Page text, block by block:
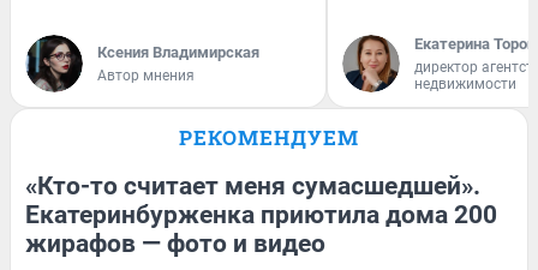
Ксения Владимирская
Автор мнения
Екатерина
директор
недвижимости
РЕКОМЕНДУЕМ
«Кто-то считает меня сумасшедшей».
Екатеринбурженка приютила дома 200
жирафов — фото и видео